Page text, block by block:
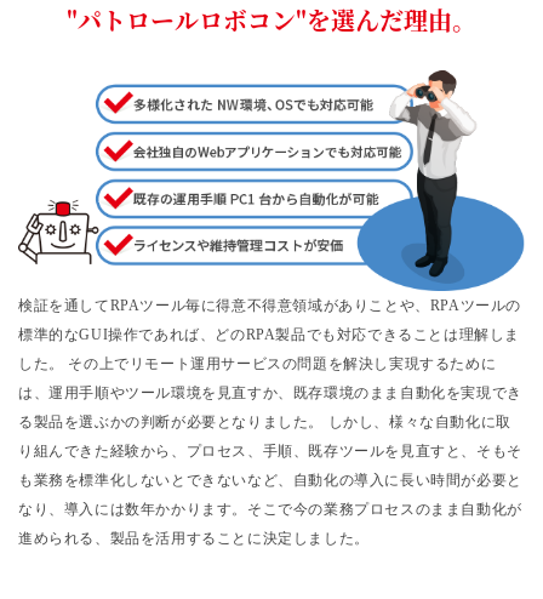
"パトロールロボコン"を選んだ理由。
検証を通してRPAツール毎に得意不得意領域がありことや、RPAツールの
標準的なGUI操作であれば、どのRPA製品でも対応できることは理解しま
した。 その上でリモート運用サービスの問題を解決し実現するために
は、運用手順やツール環境を見直すか、既存環境のまま自動化を実現でき
る製品を選ぶかの判断が必要となりました。
しかし、様々な自動化に取
り組んできた経験から、プロセス、手順、既存ツールを見直すと、そもそ
も業務を標準化しないとできないなど、自動化の導入に長い時間が必要と
なり、導入には数年かかります。そこで今の業務プロセスのまま自動化が
進められる、製品を活用することに決定しました。